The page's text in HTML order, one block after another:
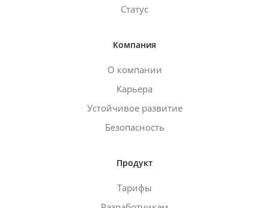
Статус
Компания
О компании
Карьера
Устойчивое развитие
Безопасность
Продукт
Тарифы